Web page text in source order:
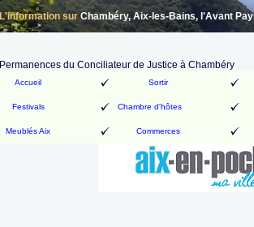
L'information surChambéry, Aix-les-Bains, l'Avant
Permanences du Conciliateur de Justice à Chambéry
Accueil Sortir
Festivals Chambre d'hôtes
Meublés Aix Commerces